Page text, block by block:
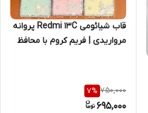
قاب شیائومی Redmi 13C پروانه‌
مرواریدی | فریم کروم با محافظ
750,000
7%
695,000